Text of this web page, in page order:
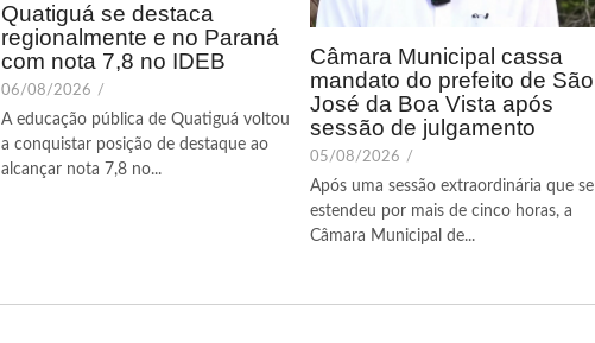
Quatiguá se destaca
regionalmente e no Paraná
com nota 7,8 no IDEB
06/08/2026 /
A educação pública de Quatiguá voltou
a conquistar posição de destaque ao
alcançar nota 7,8 no...
Câmara Municipal cassa
mandato do prefeito de São
José da Boa Vista após
sessão de julgamento
05/08/2026 /
Após uma sessão extraordinária que se
estendeu por mais de cinco horas, a
Câmara Municipal de...